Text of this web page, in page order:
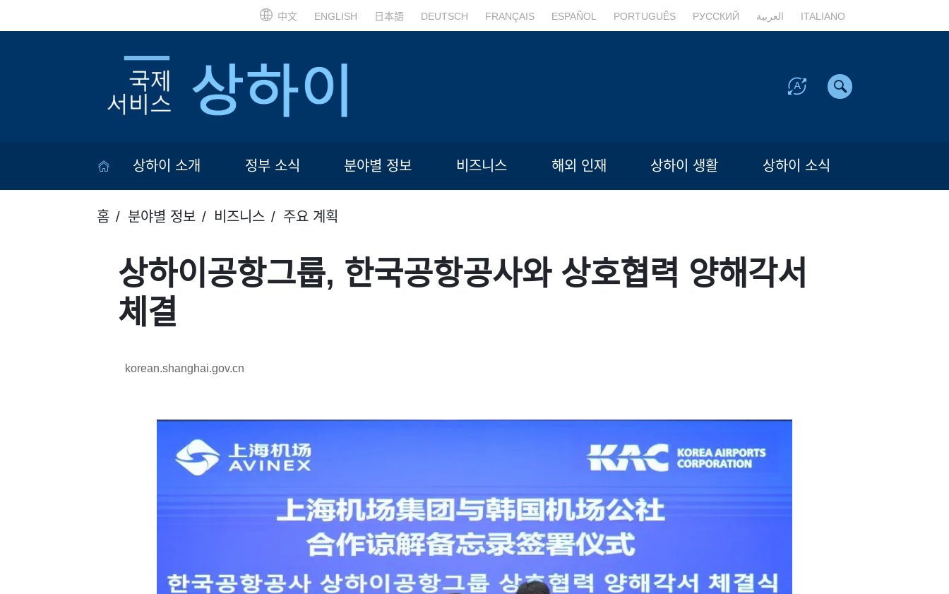
中文 ENGLISH 日本語 DEUTSCH FRANÇAIS ESPAÑOL PORTUGUÊS РУССКИЙ العربية ITALIANO
상하이 소개 정부 소식 분야별 정보 비즈니스 해외 인재 상하이 생활 상하이 소식
홈 분야별 정보 비즈니스 주요 계획
상하이공항그룹, 한국공항공사와 상호협력 양해각서
체결
korean.shanghai.gov.cn